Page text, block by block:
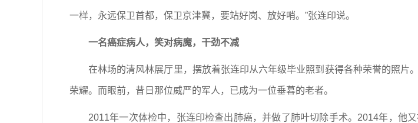
一样，永远保卫首都，保卫京津冀，要站好岗、放好哨。”张连印说。
一名癌症病人，笑对病魔，干劲不减
在林场的清风林展厅里，摆放着张连印从六年级毕业照到获得各种荣誉的照
荣耀。而眼前，昔日那位威严的军人，已成为一位垂暮的老者。
2011年一次体检中，张连印检查出肺癌，并做了肺叶切除手术。2014年，他